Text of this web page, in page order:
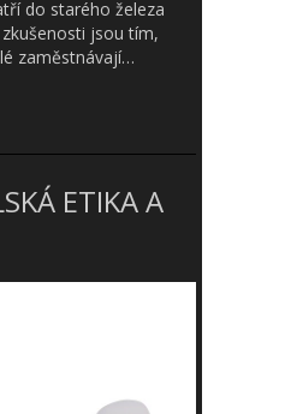
do starého železa
jsou tím,
zaměstnávají…
ETIKA A